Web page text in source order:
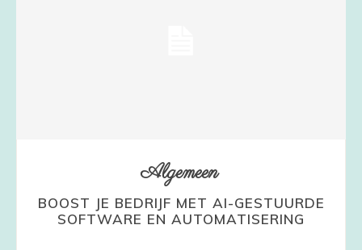
Algemeen
BOOST JE BEDRIJF MET AI-GESTUURDE
SOFTWARE EN AUTOMATISERING